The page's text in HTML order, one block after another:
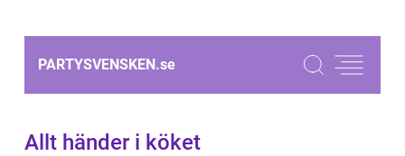
PARTYSVENSKEN.se
Allt händer i köket